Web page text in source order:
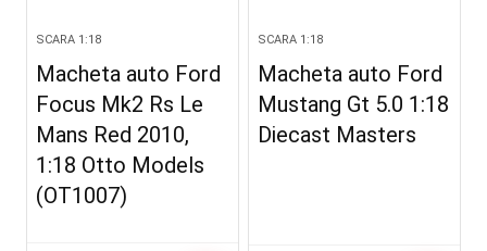
SCARA 1:18
Macheta auto Ford
Focus Mk2 Rs Le
Mans Red 2010,
1:18 Otto Models
(OT1007)
SCARA 1:18
Macheta auto Ford
Mustang Gt 5.0 1:18
Diecast Masters